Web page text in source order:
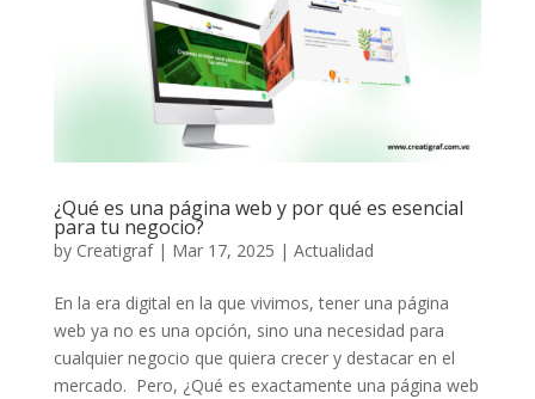
¿Qué es una página web y por qué es esencial
para tu negocio?
by Creatigraf| Mar 17, 2025 | Actualidad
En la era digital en la que vivimos, tener una página
web ya no es una opción, sino una necesidad para
cualquier negocio que quiera crecer y destacar en el
mercado. Pero, ¿Qué es exactamente una página web